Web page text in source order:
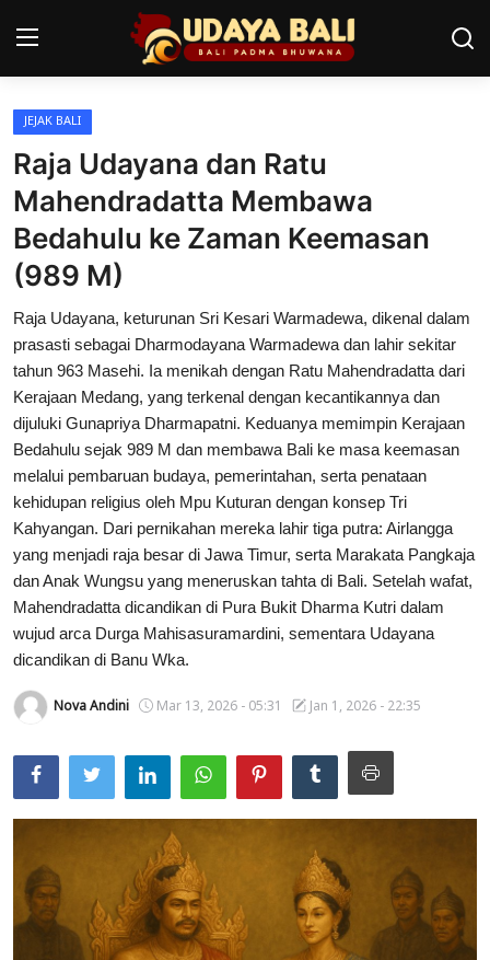
Home
Pura
Desa Adat
Tradisi
Kearifan lokal
Alam Bali
Seni
Kisah
Usadha
Indonesia
JEJAK BALI
Raja Udayana dan Ratu
Mahendradatta Membawa
Bedahulu ke Zaman Keemasan
(989 M)
Raja Udayana, keturunan Sri Kesari Warmadewa, dikenal dalam
prasasti sebagai Dharmodayana Warmadewa dan lahir sekitar
tahun 963 Masehi. Ia menikah dengan Ratu Mahendradatta dari
Kerajaan Medang, yang terkenal dengan kecantikannya dan
dijuluki Gunapriya Dharmapatni. Keduanya memimpin Kerajaan
Bedahulu sejak 989 M dan membawa Bali ke masa keemasan
melalui pembaruan budaya, pemerintahan, serta penataan
kehidupan religius oleh Mpu Kuturan dengan konsep Tri
Kahyangan. Dari pernikahan mereka lahir tiga putra: Airlangga
yang menjadi raja besar di Jawa Timur, serta Marakata Pangkaja
dan Anak Wungsu yang meneruskan tahta di Bali. Setelah wafat,
Mahendradatta dicandikan di Pura Bukit Dharma Kutri dalam
wujud arca Durga Mahisasuramardini, sementara Udayana
dicandikan di Banu Wka.
Nova Andini Mar 13, 2026 - 05:31 Jan 1, 2026 - 22:35